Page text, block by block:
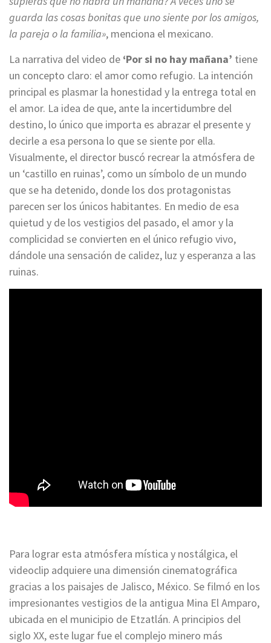
guarda las cosas bonitas que uno siente por los amigos,
la pareja o la familia», menciona el mexicano.
La narrativa del video de ‘Por si no hay mañana’ tiene
un concepto claro: el amor como refugio. La intención
principal es plasmar la honestidad y la entrega total en
el amor. La idea de que, ante la incertidumbre del
destino, lo único que importa es abrazar el presente y
decirle a esa persona lo que se siente por ella.
Visualmente, el director buscó recrear la atmósfera de
un ‘castillo en ruinas’, como un símbolo de un mundo
que se ha detenido, donde los dos protagonistas
parecen ser los únicos habitantes. En medio de esa
quietud y de los vestigios del pasado, el amor y la
complicidad se convierten en el único refugio vivo,
dándole una sensación de calidez, luz y esperanza a las
ruinas.
Para lograr esta atmósfera mística y nostálgica, el
videoclip adquiere una dimensión cinematográfica
gracias a los paisajes de Jalisco, México. Se filmó en los
impresionantes vestigios de la antigua Mina El Amparo,
ubicada en el municipio de Etzatlán. A principios del
siglo XX, este lugar fue el complejo minero más